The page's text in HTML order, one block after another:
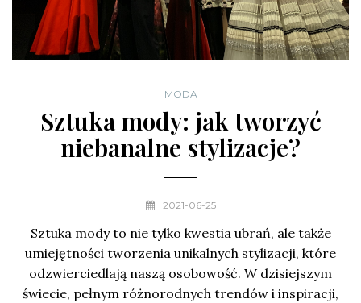
MODA
Sztuka mody: jak tworzyć
niebanalne stylizacje?
2021-06-25
Sztuka mody to nie tylko kwestia ubrań, ale także
umiejętności tworzenia unikalnych stylizacji, które
odzwierciedlają naszą osobowość. W dzisiejszym
świecie, pełnym różnorodnych trendów i inspiracji,